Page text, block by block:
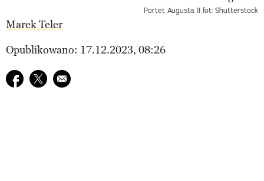
Portet Augusta II fot: Shutterstock
Marek Teler
Opublikowano: 17.12.2023, 08:26
Udostępnij na facebook
Udostępnij na twitter
E-mail do przyjaciela